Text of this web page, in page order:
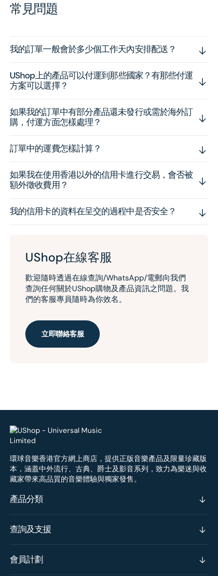
常見問題
我的訂單一般會於多少個工作天內安排配送？
UShop上的產品可以付運到那些國家？有那些付運
方案可以選擇？
如果我的訂單中有部分產品還未發行或需於海外訂
購，付運方面怎樣處理？
訂單中的運費怎樣計算？
如果我在使用香港以外的信用卡進行交易，會否被
額外徵收費用？
我的信用卡的資料在呈交的過程中是否安全？
UShop在線客服
歡迎隨時透過在線查詢/WhatsApp/電郵向我們
查詢任何關於UShop購物及產品資訊之問題。我
們的客服專員隨時為你效名。
立即聯絡客服
環球音樂香港官方網上商店，提供正版音樂產品及限量珍藏版
本，涵蓋中外流行、古典、爵士及影音系列，致力為樂迷與收
藏家帶來高品質的音樂體驗與獨家發售。
產品分類
查詢及支援
會員計劃